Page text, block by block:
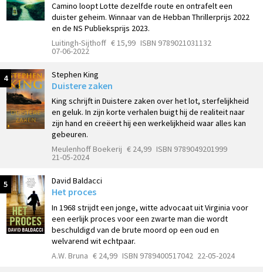
Camino loopt Lotte dezelfde route en ontrafelt een
duister geheim. Winnaar van de Hebban Thrillerprijs 2022
en de NS Publieksprijs 2023.
Luitingh-Sijthoff € 15,99 ISBN 9789021031132
07-06-2022
4 Stephen King
Duistere zaken
King schrijft in Duistere zaken over het lot, sterfelijkheid
en geluk. In zijn korte verhalen buigt hij de realiteit naar
zijn hand en creëert hij een werkelijkheid waar alles kan
gebeuren.
Meulenhoff Boekerij € 24,99 ISBN 9789049201999
21-05-2024
5 David Baldacci
Het proces
In 1968 strijdt een jonge, witte advocaat uit Virginia voor
een eerlijk proces voor een zwarte man die wordt
beschuldigd van de brute moord op een oud en
welvarend wit echtpaar.
A.W. Bruna € 24,99 ISBN 9789400517042 22-05-2024